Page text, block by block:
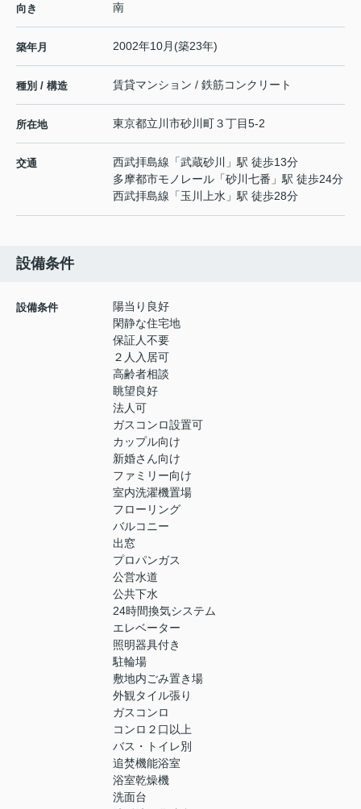
向き 南
築年月 2002年10月(築23年)
種別 / 構造 賃貸マンション / 鉄筋コンクリート
所在地 東京都立川市砂川町３丁目5-2
交通 西武拝島線 「武蔵砂川
」駅 徒歩13分
多摩都市モノレール 「砂川七番 」駅 徒歩24分
西武拝島線 「玉川上水 」駅 徒歩28分
設備条件
設備条件
陽当り良好
閑静な住宅地
保証人不要
２人入居可
高齢者相談
眺望良好
法人可
ガスコンロ設置可
カップル向け
新婚さん向け
ファミリー向け
室内洗濯機置場
フローリング
バルコニー
出窓
プロパンガス
公営水道
公共下水
24時間換気システム
エレベーター
照明器具付き
駐輪場
敷地内ごみ置き場
外観タイル張り
ガスコンロ
コンロ２口以上
バス・トイレ別
追焚機能浴室
浴室乾燥機
洗面台